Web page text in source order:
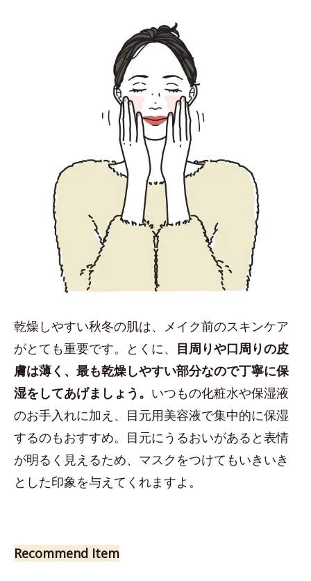
乾燥しやすい秋冬の肌は、メイク前のスキンケア
がとても重要です。とくに、 目周りや口周りの皮
膚は薄く、最も乾燥しやすい部分なので丁寧に保
湿をしてあげましょう。 いつもの化粧水や保湿液
のお手入れに加え、目元用美容液で集中的に保湿
するのもおすすめ。目元にうるおいがあると表情
が明るく見えるため、マスクをつけてもいきいき
とした印象を与えてくれますよ。
Recommend Item